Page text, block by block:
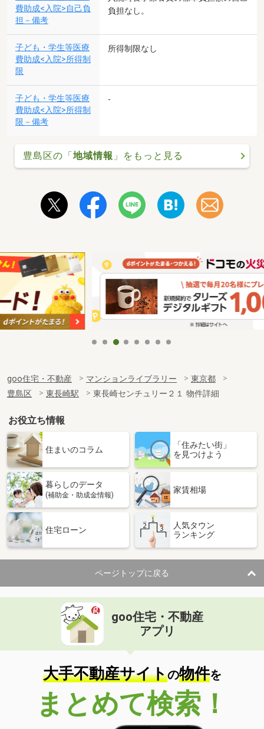
費助成<入院>自己負
担－備考
負担なし。
子ども・学生等医療
費助成<入院>所得制
限
所得制限なし
子ども・学生等医療
費助成<入院>所得制
限－備考
-
豊島区の「地域情報 」をもっと見る
goo住宅・不動産 マンションライブラリー
東京都
豊島区
東長崎駅 東長崎センチュリー２１ 物件詳細
お役立ち情報
住まいのコラム
「住みたい街」
を見つけよう
暮らしのデータ
(補助金・助成金情報)
家賃相場
住宅ローン
人気タウン
ランキング
ページトップに戻る
goo住宅・不動産
アプリ
大手不動産サイトの物件を
まとめて検索！